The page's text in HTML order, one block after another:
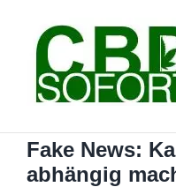
springen
Fake News:
abhängig